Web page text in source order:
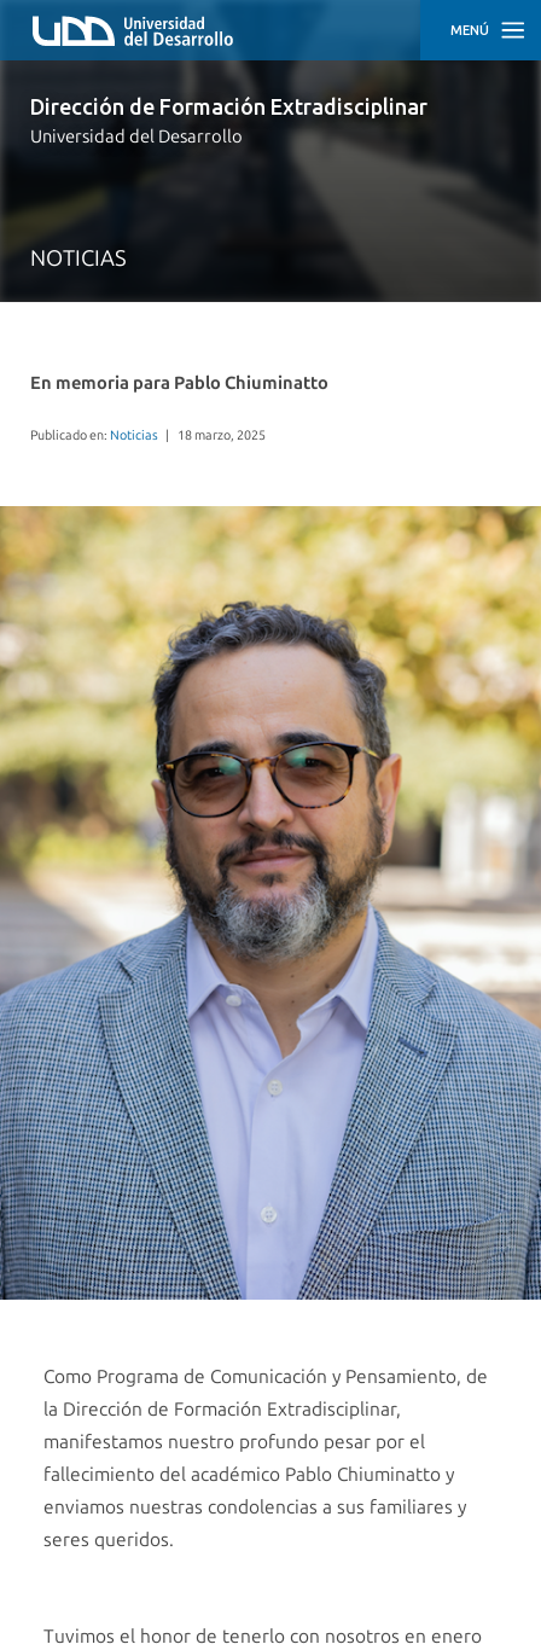
Dirección de Formación Extradisciplinar
Universidad del Desarrollo
NOTICIAS
MENÚ
NUESTRO
En memoria para Pablo Chiuminatto
Publicado en: Noticias | 18 marzo, 2025
Como Programa de Comunicación y Pensamiento, de
la Dirección de Formación Extradisciplinar,
manifestamos nuestro profundo pesar por el
fallecimiento del académico Pablo Chiuminatto y
enviamos nuestras condolencias a sus familiares y
seres queridos.
Tuvimos el honor de tenerlo con nosotros en enero